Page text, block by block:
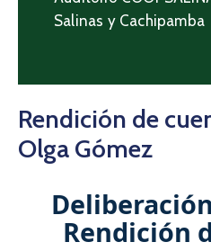
Salinas y Cachipamba
Rendición de
Olga Gómez
Rendición